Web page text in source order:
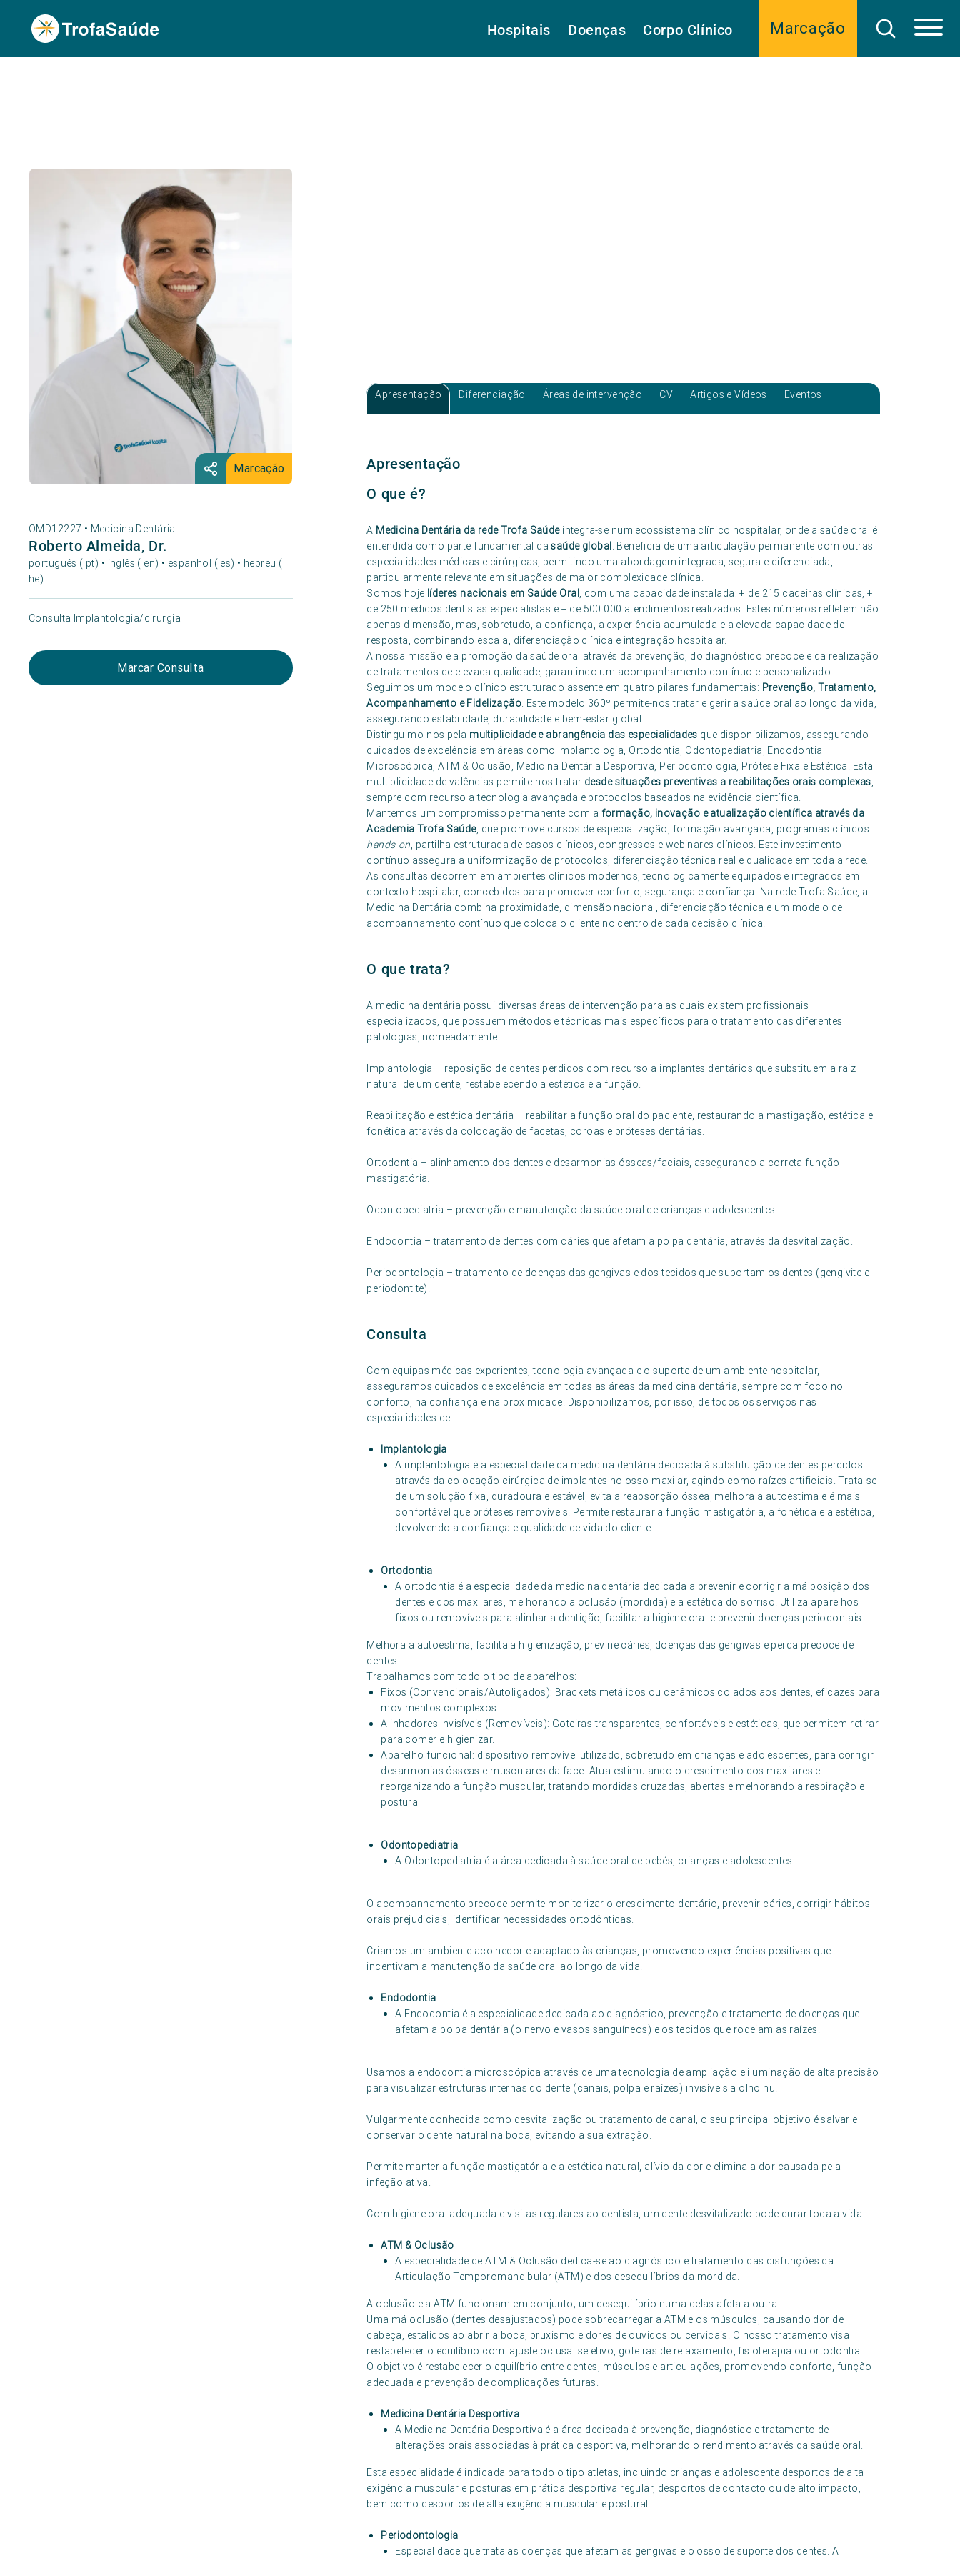
Marcação
Hospitais Doenças Corpo Clínico
Marcação
OMD12227 • Medicina Dentária
Roberto Almeida, Dr.
português ( pt) • inglês ( en) • espanhol ( es) • hebreu (
he)
Consulta Implantologia/cirurgia
Marcar Consulta
Apresentação Diferenciação Áreas de intervenção CV Artigos e Vídeos Eventos
Apresentação
O que é?
A Medicina Dentária da rede Trofa Saúdeintegra-se num ecossistema clínico hospitalar, onde a saúde oral é
entendida como parte fundamental dasaúde global. Beneficia de uma articulação permanente com outras
especialidades médicas e cirúrgicas, permitindo uma abordagem integrada, segura e diferenciada,
particularmente relevante em situações de maior complexidade clínica.
Somos hoje líderes nacionais em Saúde Oral, com uma capacidade instalada: + de 215 cadeiras clínicas, +
de 250 médicos dentistas especialistas e + de 500.000 atendimentos realizados. Estes números refletem não
apenas dimensão, mas, sobretudo, a confiança, a experiência acumulada e a elevada capacidade de
resposta, combinando escala, diferenciação clínica e integração hospitalar.
A nossa missão é a promoção da saúde oral através da prevenção, do diagnóstico precoce e da realização
de tratamentos de elevada qualidade, garantindo um acompanhamento contínuo e personalizado.
Seguimos um modelo clínico estruturado assente em quatro pilares fundamentais: Prevenção, Tratamento,
Acompanhamento e Fidelização. Este modelo 360º permite-nos tratar e gerir a saúde oral ao longo da vida,
assegurando estabilidade, durabilidade e bem-estar global.
Distinguimo-nos pela multiplicidade e abrangência das especialidades que disponibilizamos, assegurando
cuidados de excelência em áreas como Implantologia, Ortodontia, Odontopediatria, Endodontia
Microscópica, ATM & Oclusão, Medicina Dentária Desportiva, Periodontologia, Prótese Fixa e Estética. Esta
multiplicidade de valências permite-nos tratar desde situações preventivas a reabilitações orais complexas,
sempre com recurso a tecnologia avançada e protocolos baseados na evidência científica.
Mantemos um compromisso permanente com a formação, inovação e atualização científica através da
Academia Trofa Saúde, que promove cursos de especialização, formação avançada, programas clínicos
hands-on, partilha estruturada de casos clínicos, congressos e webinares clínicos. Este investimento
contínuo assegura a uniformização de protocolos, diferenciação técnica real e qualidade em toda a rede.
As consultas decorrem em ambientes clínicos modernos, tecnologicamente equipados e integrados em
contexto hospitalar, concebidos para promover conforto, segurança e confiança. Na rede Trofa Saúde, a
Medicina Dentária combina proximidade, dimensão nacional, diferenciação técnica e um modelo de
acompanhamento contínuo que coloca o cliente no centro de cada decisão clínica.
O que trata?
A medicina dentária possui diversas áreas de intervenção para as quais existem profissionais
especializados, que possuem métodos e técnicas mais específicos para o tratamento das diferentes
patologias, nomeadamente:
Implantologia – reposição de dentes perdidos com recurso a implantes dentários que substituem a raiz
natural de um dente, restabelecendo a estética e a função.
Reabilitação e estética dentária – reabilitar a função oral do paciente, restaurando a mastigação, estética e
fonética através da colocação de facetas, coroas e próteses dentárias.
Ortodontia – alinhamento dos dentes e desarmonias ósseas/faciais, assegurando a correta função
mastigatória.
Odontopediatria – prevenção e manutenção da saúde oral de crianças e adolescentes
Endodontia – tratamento de dentes com cáries que afetam a polpa dentária, através da desvitalização.
Periodontologia – tratamento de doenças das gengivas e dos tecidos que suportam os dentes (gengivite e
periodontite).
Consulta
Com equipas médicas experientes, tecnologia avançada e o suporte de um ambiente hospitalar,
asseguramos cuidados de excelência em todas as áreas da medicina dentária, sempre com foco no
conforto, na confiança e na proximidade. Disponibilizamos, por isso, de todos os serviços nas
especialidades de:
Implantologia
A implantologia é a especialidade da medicina dentária dedicada à substituição de dentes perdidos
através da colocação cirúrgica de implantes no osso maxilar, agindo como raízes artificiais. Trata-se
de um solução fixa, duradoura e estável, evita a reabsorção óssea, melhora a autoestima e é mais
confortável que próteses removíveis. Permite restaurar a função mastigatória, a fonética e a estética,
devolvendo a confiança e qualidade de vida do cliente.
Ortodontia
A ortodontia é a especialidade da medicina dentária dedicada a prevenir e corrigir a má posição dos
dentes e dos maxilares, melhorando a oclusão (mordida) e a estética do sorriso. Utiliza aparelhos
fixos ou removíveis para alinhar a dentição, facilitar a higiene oral e prevenir doenças periodontais.
Melhora a autoestima, facilita a higienização, previne cáries, doenças das gengivas e perda precoce de
dentes.
Trabalhamos com todo o tipo de aparelhos:
Fixos (Convencionais/Autoligados): Brackets metálicos ou cerâmicos colados aos dentes, eficazes para
movimentos complexos.
Alinhadores Invisíveis (Removíveis): Goteiras transparentes, confortáveis e estéticas, que permitem retirar
para comer e higienizar.
Aparelho funcional: dispositivo removível utilizado, sobretudo em crianças e adolescentes, para corrigir
desarmonias ósseas e musculares da face. Atua estimulando o crescimento dos maxilares e
reorganizando a função muscular, tratando mordidas cruzadas, abertas e melhorando a respiração e
postura
Odontopediatria
A Odontopediatria é a área dedicada à saúde oral de bebés, crianças e adolescentes.
O acompanhamento precoce permite monitorizar o crescimento dentário, prevenir cáries, corrigir hábitos
orais prejudiciais, identificar necessidades ortodônticas.
Criamos um ambiente acolhedor e adaptado às crianças, promovendo experiências positivas que
incentivam a manutenção da saúde oral ao longo da vida.
Endodontia
A Endodontia é a especialidade dedicada ao diagnóstico, prevenção e tratamento de doenças que
afetam a polpa dentária (o nervo e vasos sanguíneos) e os tecidos que rodeiam as raízes.
Usamos a endodontia microscópica através de uma tecnologia de ampliação e iluminação de alta precisão
para visualizar estruturas internas do dente (canais, polpa e raízes) invisíveis a olho nu.
Vulgarmente conhecida como desvitalização ou tratamento de canal, o seu principal objetivo é salvar e
conservar o dente natural na boca, evitando a sua extração.
Permite manter a função mastigatória e a estética natural, alívio da dor e elimina a dor causada pela
infeção ativa.
Com higiene oral adequada e visitas regulares ao dentista, um dente desvitalizado pode durar toda a vida.
ATM & Oclusão
A especialidade de ATM & Oclusão dedica-se ao diagnóstico e tratamento das disfunções da
Articulação Temporomandibular (ATM) e dos desequilíbrios da mordida.
A oclusão e a ATM funcionam em conjunto; um desequilíbrio numa delas afeta a outra.
Uma má oclusão (dentes desajustados) pode sobrecarregar a ATM e os músculos, causando dor de
cabeça, estalidos ao abrir a boca, bruxismo e dores de ouvidos ou cervicais. O nosso tratamento visa
restabelecer o equilíbrio com: ajuste oclusal seletivo, goteiras de relaxamento, fisioterapia ou ortodontia.
O objetivo é restabelecer o equilíbrio entre dentes, músculos e articulações, promovendo conforto, função
adequada e prevenção de complicações futuras.
Medicina Dentária Desportiva
A Medicina Dentária Desportiva é a área dedicada à prevenção, diagnóstico e tratamento de
alterações orais associadas à prática desportiva, melhorando o rendimento através da saúde oral.
Esta especialidade é indicada para todo o tipo atletas, incluindo crianças e adolescente desportos de alta
exigência muscular e posturas em prática desportiva regular, desportos de contacto ou de alto impacto,
bem como desportos de alta exigência muscular e postural.
Periodontologia
Especialidade que trata as doenças que afetam as gengivas e o osso de suporte dos dentes. A